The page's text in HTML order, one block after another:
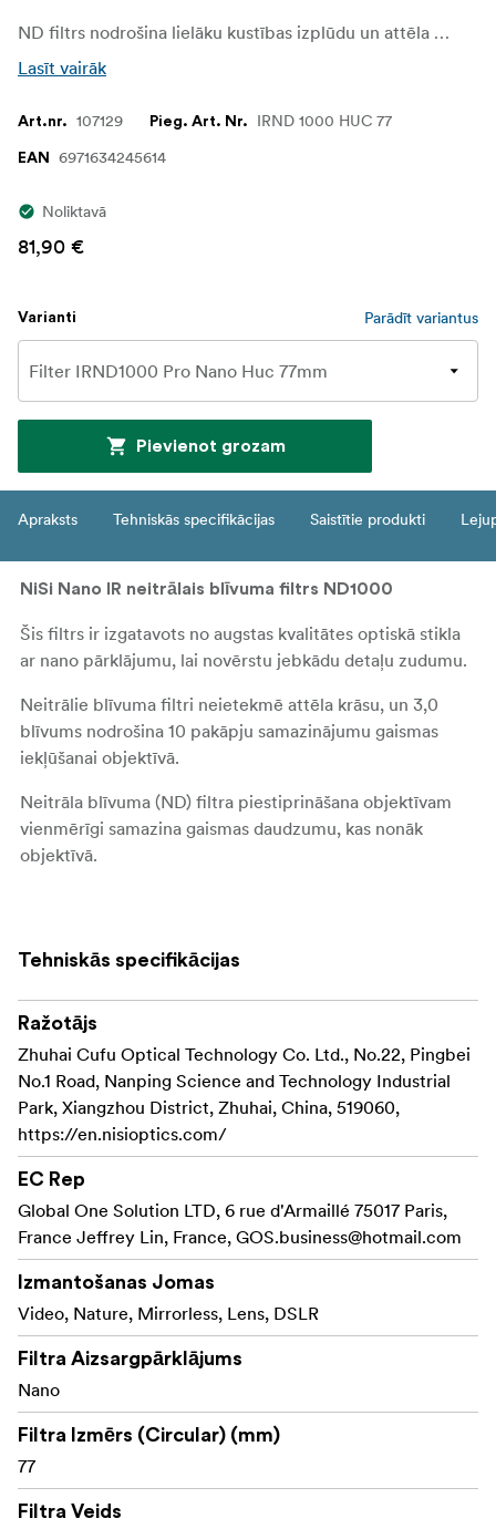
ND filtrs nodrošina lielāku kustības izplūdu un attēla detaļas, ļaujot izmantot lielu apertūru un/vai lēnu slēdža ātrumu. Rāmis ir izgatavots no misiņa, kura biezums ir tikai 3,5 mm, tādējādi šis ultraplānais filtrs ir ideāli piemērots pat superplatleņķa objektīviem, lai izvairītos no vinjetēšanas.
Lasīt vairāk
Art.nr. 107129 Pieg. Art. Nr. IRND 1000 HUC 77
EAN 6971634245614
Noliktavā
81,90 €
Varianti Parādīt variantus
Pievienot grozam
Apraksts Tehniskās specifikācijas Saistītie produkti
NiSi Nano IR neitrālais blīvuma filtrs ND1000
Šis filtrs ir izgatavots no augstas kvalitātes optiskā stikla
ar nano pārklājumu, lai novērstu jebkādu detaļu zudumu.
Neitrālie blīvuma filtri neietekmē attēla krāsu, un 3,0
blīvums nodrošina 10 pakāpju samazinājumu gaismas
iekļūšanai objektīvā.
Neitrāla blīvuma (ND) filtra piestiprināšana objektīvam
vienmērīgi samazina gaismas daudzumu, kas nonāk
objektīvā.
ND filtrs arī var nodrošināt lielāku kustības izplūšanu un
attēla detaļas, ļaujot izmantot lielu apertūru un/vai lēnu
slēdža ātrumu.
Šim filtram pievienota infrasarkana aizsardzības
pārklājuma kārta, kas palīdz novērst infrasarkano gaismu,
kas ienāk objektīvā, lai atjaunotu dabisko krāsu.
Ultraplāna rāmītis (3,5 mm) no misiņa
Matēts melns superfīns matēts rāmītis.
10 ekspozīcijas pakāpes, bez krāsu nobīdes
Neitrāla blīvuma 3,0 (ekspozīcijas regulēšana = 10
pakāpes, caurlaida 0,1 % gaismas)
IR pārklājums, lai samazinātu krāsu nobīdi
Tehniskās specifikācijas
Ražotājs
Zhuhai Cufu Optical Technology Co. Ltd., No.22, Pingbei
No.1 Road, Nanping Science and Technology Industrial
Park, Xiangzhou District, Zhuhai, China, 519060,
https://en.nisioptics.com/
EC Rep
Global One Solution LTD, 6 rue d'Armaillé 75017 Paris,
France Jeffrey Lin, France, GOS.business@hotmail.com
Izmantošanas Jomas
Video, Nature, Mirrorless, Lens, DSLR
Filtra Aizsargpārklājums
Nano
Filtra Izmērs (Circular) (mm)
77
Filtra Veids